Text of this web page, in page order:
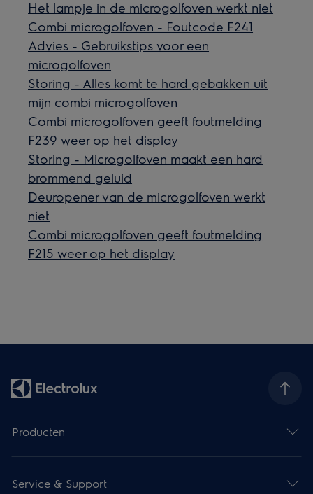
Het lampje in de microgolfoven werkt niet
Combi microgolfoven - Foutcode F241
Advies - Gebruikstips voor een
microgolfoven
Storing - Alles komt te hard gebakken uit
mijn combi microgolfoven
Combi microgolfoven geeft foutmelding
F239 weer op het display
Storing - Microgolfoven maakt een hard
brommend geluid
Deuropener van de microgolfoven werkt
niet
Combi microgolfoven geeft foutmelding
F215 weer op het display
Producten
Service & Support